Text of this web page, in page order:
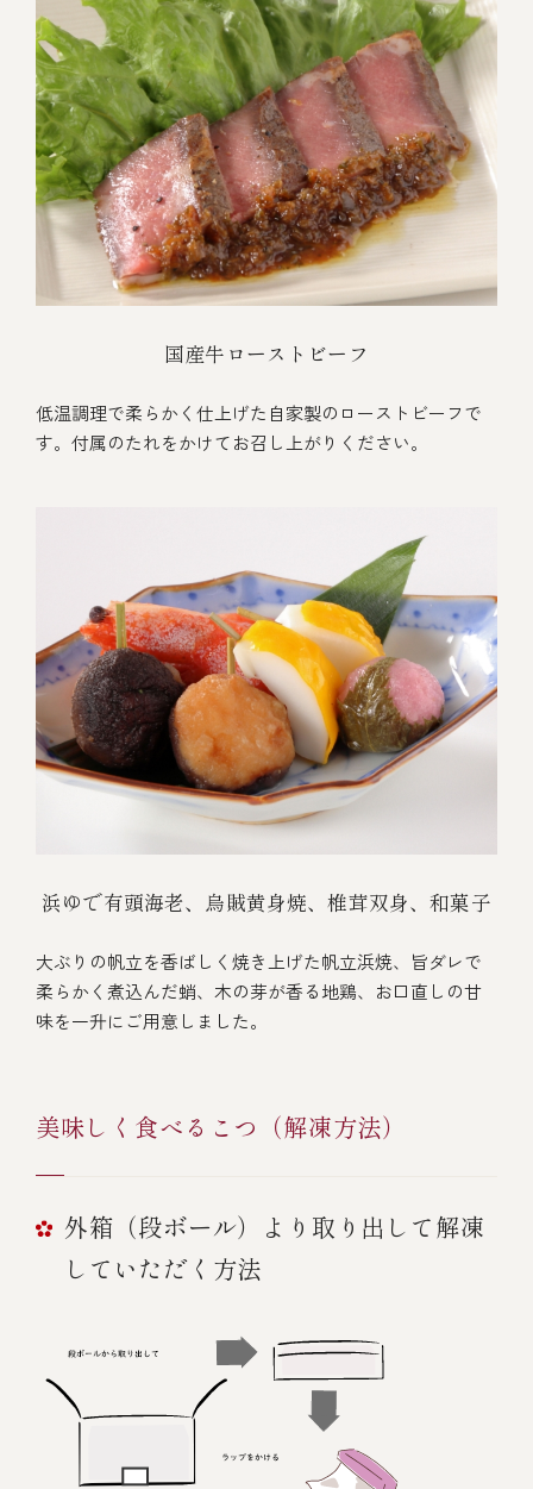
国産牛ローストビーフ
低温調理で柔らかく仕上げた自家製のローストビーフで
す。付属のたれをかけてお召し上がりください。
浜ゆで有頭海老、烏賊黄身焼、椎茸双身、和菓子
大ぶりの帆立を香ばしく焼き上げた帆立浜焼、旨ダレで
柔らかく煮込んだ蛸、木の芽が香る地鶏、お口直しの甘
味を一升にご用意しました。
美味しく食べるこつ（解凍方法）
外箱（段ボール）より取り出して解凍
していただく方法